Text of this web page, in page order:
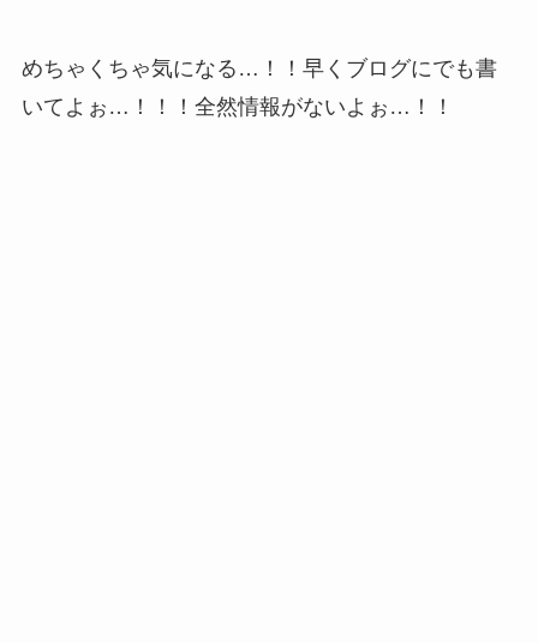
めちゃくちゃ気になる…！！早くブログにでも書
いてよぉ…！！！全然情報がないよぉ…！！